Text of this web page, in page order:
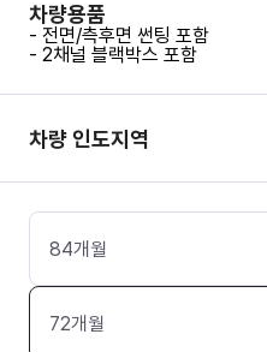
차량용품
- 전면/측후면 썬팅 포함
- 2채널 블랙박스 포함
차량 인도지역
84개월
72개월